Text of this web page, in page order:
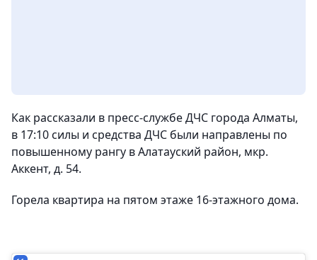
Как рассказали в пресс-службе ДЧС города Алматы,
в 17:10 силы и средства ДЧС были направлены по
повышенному рангу в Алатауский район, мкр.
Аккент, д. 54.
Горела квартира на пятом этаже 16-этажного дома.